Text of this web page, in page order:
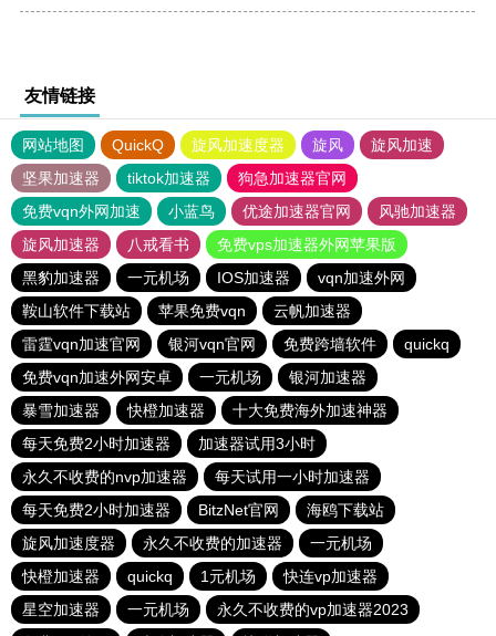
友情链接
网站地图 QuickQ 旋风加速度器 旋风
旋风加速
坚果加速器
tiktok加速器
狗急加速器官网
免费vqn外网加速
小蓝鸟 优途加速器官网
风驰加速器
旋风加速器
八戒看书
免费vps加速器外网苹果版
黑豹加速器
一元机场 IOS加速器
vqn加速外网
鞍山软件下载站
苹果免费vqn
云帆加速器
雷霆vqn加速官网
银河vqn官网 免费跨墙软件
quickq
免费vqn加速外网安卓
一元机场
银河加速器
暴雪加速器
快橙加速器
十大免费海外加速神器
每天免费2小时加速器
加速器试用3小时
永久不收费的nvp加速器
每天试用一小时加速器
每天免费2小时加速器
BitzNet官网
海鸥下载站
旋风加速度器
永久不收费的加速器
一元机场
快橙加速器
quickq 1元机场
快连vp加速器
星空加速器
一元机场
永久不收费的vp加速器2023